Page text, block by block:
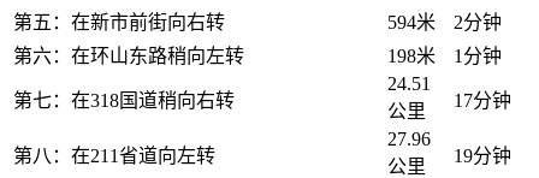
第五：在新市前街向右转 594米
2分钟
第六：在环山东路稍向左转
198米 1分钟
第七：在318国道稍向右转
24.51
公里
17分钟
第八：在211省道向左转
27.96
公里
19分钟